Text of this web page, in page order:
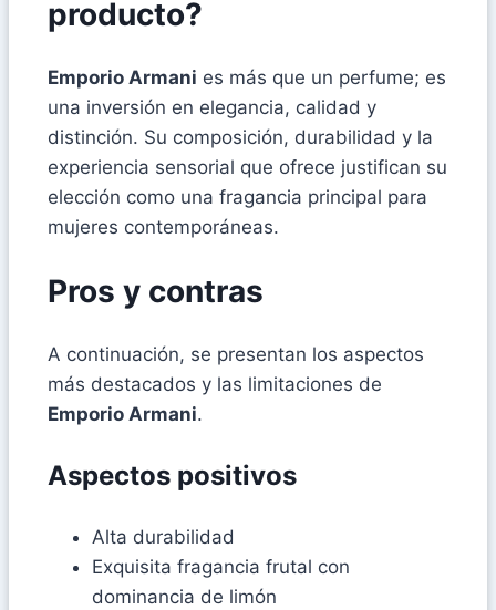
producto?
Emporio Armani es más que un perfume; es
una inversión en elegancia, calidad y
distinción. Su composición, durabilidad y la
experiencia sensorial que ofrece justifican su
elección como una fragancia principal para
mujeres contemporáneas.
Pros y contras
A continuación, se presentan los aspectos
más destacados y las limitaciones de
Emporio Armani.
Aspectos positivos
Alta durabilidad
Exquisita fragancia frutal con
dominancia de limón